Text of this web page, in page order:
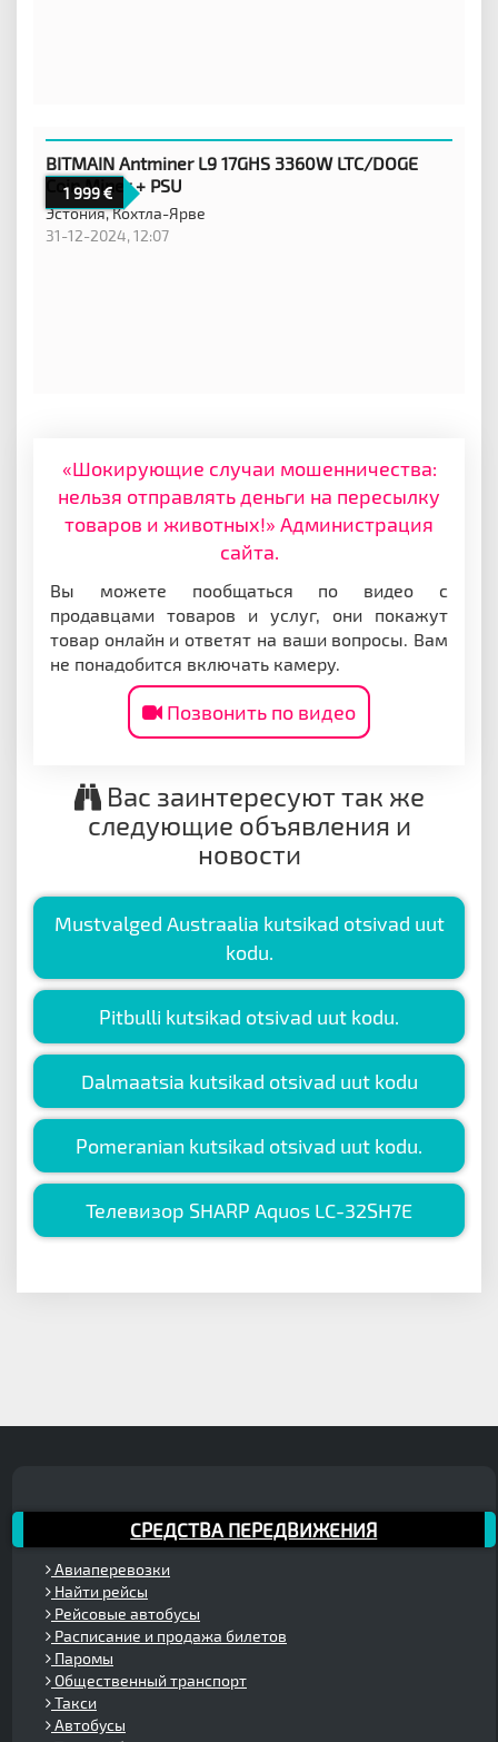
1 999
BITMAIN Antminer L9 17GHS 3360W LTC/DOGE
Coin Miner + PSU
Эстония,Кохтла-Ярве
31-12-2024, 12:07
«Шокирующие случаи мошенничества:
нельзя отправлять деньги на пересылку
товаров и животных!» Администрация
сайта.
Вы можете пообщаться по видео с
продавцами товаров и услуг, они покажут
товар онлайн и ответят на ваши вопросы. Вам
не понадобится включать камеру.
Позвонить по видео
Вас заинтересуют так же
следующие объявления и
новости
Mustvalged Austraalia kutsikad otsivad uut
kodu.
Pitbulli kutsikad otsivad uut kodu.
Dalmaatsia kutsikad otsivad uut kodu
Pomeranian kutsikad otsivad uut kodu.
Телевизор SHARP Aquos LC-32SH7E
СРЕДСТВА ПЕРЕДВИЖЕНИЯ
Авиаперевозки
Найти рейсы
Рейсовые автобусы
Расписание и продажа билетов
Паромы
Общественный транспорт
Такси
Автобусы